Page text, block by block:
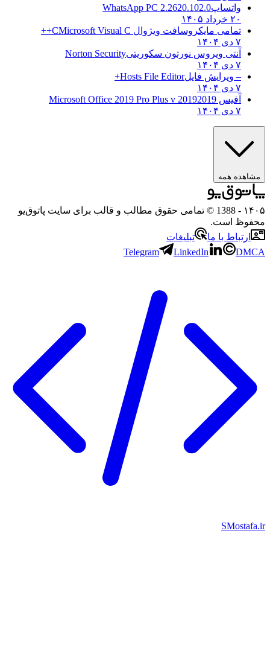
واتساپWhatsApp PC 2.2620.102.0
۲۰ خرداد ۱۴۰۵
تمامی مایکروسافت ویژوال C Microsoft Visual C++
آنتی ویروس نورتون سکوریتیNorton Security
– ویرایش فایلHosts File Editor+
آفیس 2019 2019 Microsoft Office 2019 Pro Plus v
مشاهده همه
- 1388 © تمامی حقوق مطالب و قالب برای سایت پاتوق‌یو
است.
ارتباط با ما
تبلیغات
Telegram
LinkedIn